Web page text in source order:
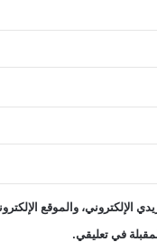
الإلكتروني، والموقع
في تعليقي.